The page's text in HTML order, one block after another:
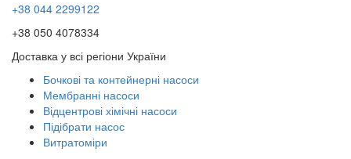
+38 044 2299122
+38 050 4078334
Доставка у всі регіони України
Бочкові та контейнерні насоси
Мембранні насоси
Відцентрові хімічні насоси
Підібрати насос
Витратоміри